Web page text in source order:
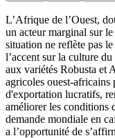
L’Afrique de l’Ouest,
un acteur marginal sur
situation ne reflète pas
l’accent sur la culture
aux variétés Robusta et
agricoles ouest-africains
d'exportation lucratifs,
améliorer les conditions
demande mondiale en
a l’opportunité de